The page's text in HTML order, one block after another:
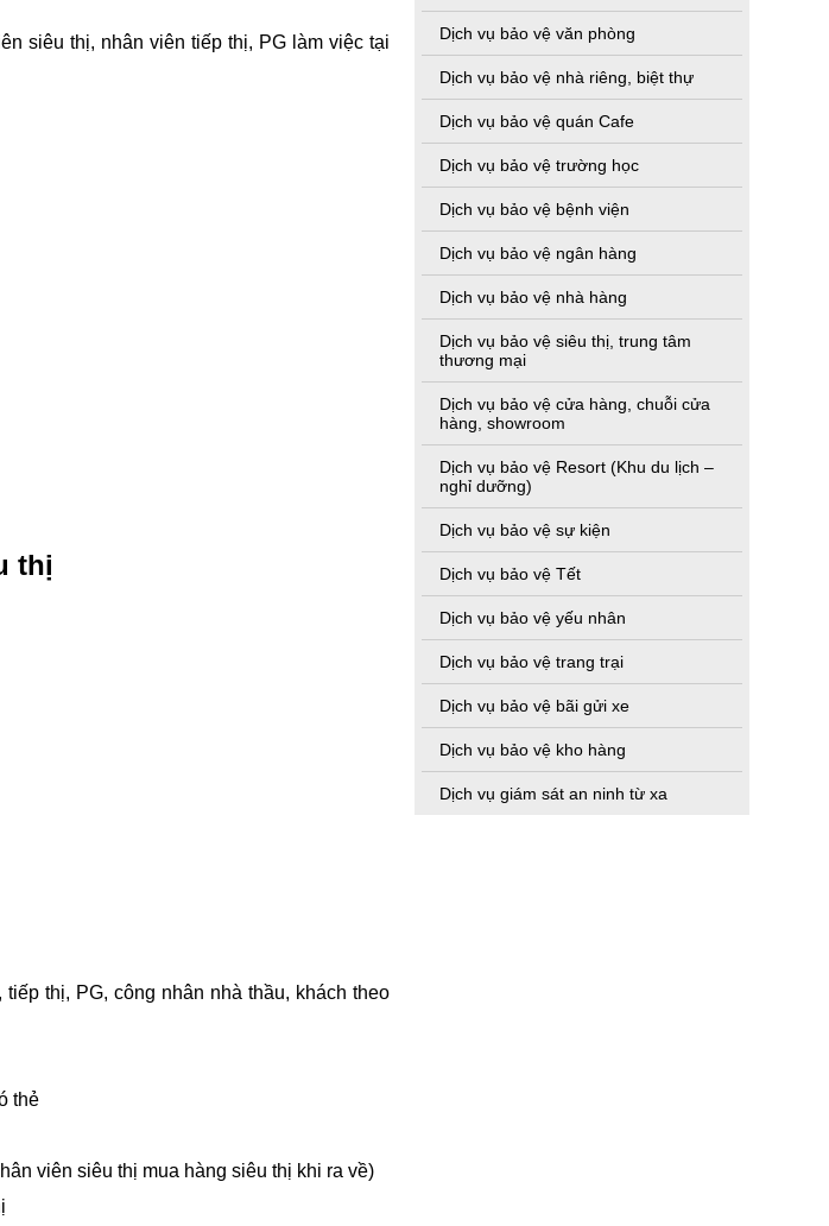
siêu thị, nhân viên tiếp thị, PG làm việc tại
thị
thị, PG, công nhân nhà thầu, khách theo
thẻ
viên siêu thị mua hàng siêu thị khi ra về)
Dịch vụ bảo vệ văn phòng
Dịch vụ bảo vệ nhà riêng, biệt thự
Dịch vụ bảo vệ quán Cafe
Dịch vụ bảo vệ trường học
Dịch vụ bảo vệ bệnh viện
Dịch vụ bảo vệ ngân hàng
Dịch vụ bảo vệ nhà hàng
Dịch vụ bảo vệ siêu thị, trung tâm
thương mại
Dịch vụ bảo vệ cửa hàng, chuỗi cửa
hàng, showroom
Dịch vụ bảo vệ Resort (Khu du lịch –
nghỉ dưỡng)
Dịch vụ bảo vệ sự kiện
Dịch vụ bảo vệ Tết
Dịch vụ bảo vệ yếu nhân
Dịch vụ bảo vệ trang trại
Dịch vụ bảo vệ bãi gửi xe
Dịch vụ bảo vệ kho hàng
Dịch vụ giám sát an ninh từ xa